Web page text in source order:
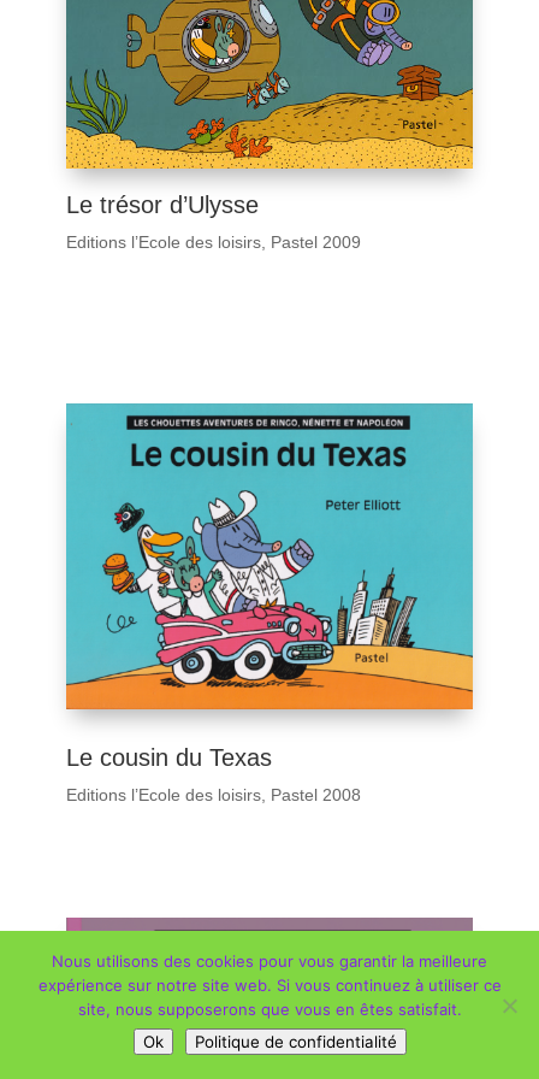
Le trésor d’Ulysse
Editions l’Ecole des loisirs, Pastel 2009
Le cousin du Texas
Editions l’Ecole des loisirs, Pastel 2008
Nous utilisons des cookies pour vous garantir la meilleure
expérience sur notre site web. Si vous continuez à utiliser ce
site, nous supposerons que vous en êtes satisfait.
Ok
Politique de confidentialité